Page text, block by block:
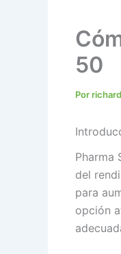
50
Por
Pharma
del
para
opción